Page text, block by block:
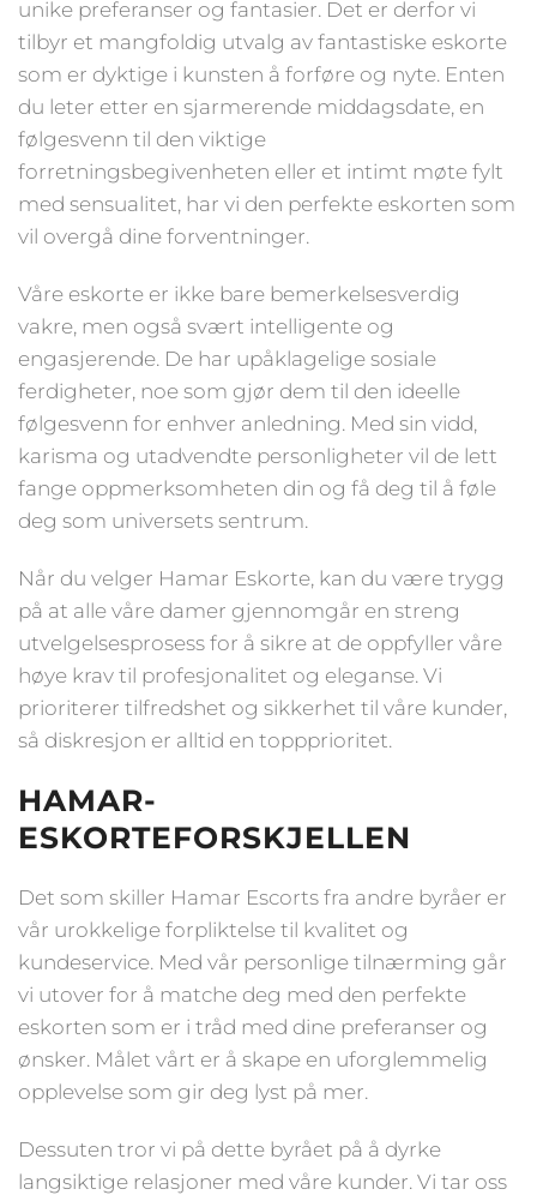
unike preferanser og fantasier. Det er derfor vi
tilbyr et mangfoldig utvalg av fantastiske eskorte
som er dyktige i kunsten å forføre og nyte. Enten
du leter etter en sjarmerende middagsdate, en
følgesvenn til den viktige
forretningsbegivenheten eller et intimt møte fylt
med sensualitet, har vi den perfekte eskorten som
vil overgå dine forventninger.
Våre eskorte er ikke bare bemerkelsesverdig
vakre, men også svært intelligente og
engasjerende. De har upåklagelige sosiale
ferdigheter, noe som gjør dem til den ideelle
følgesvenn for enhver anledning. Med sin vidd,
karisma og utadvendte personligheter vil de lett
fange oppmerksomheten din og få deg til å føle
deg som universets sentrum.
Når du velger Hamar Eskorte, kan du være trygg
på at alle våre damer gjennomgår en streng
utvelgelsesprosess for å sikre at de oppfyller våre
høye krav til profesjonalitet og eleganse. Vi
prioriterer tilfredshet og sikkerhet til våre kunder,
så diskresjon er alltid en toppprioritet.
HAMAR-
ESKORTEFORSKJELLEN
Det som skiller Hamar Escorts fra andre byråer er
vår urokkelige forpliktelse til kvalitet og
kundeservice. Med vår personlige tilnærming går
vi utover for å matche deg med den perfekte
eskorten som er i tråd med dine preferanser og
ønsker. Målet vårt er å skape en uforglemmelig
opplevelse som gir deg lyst på mer.
Dessuten tror vi på dette byrået på å dyrke
langsiktige relasjoner med våre kunder. Vi tar oss